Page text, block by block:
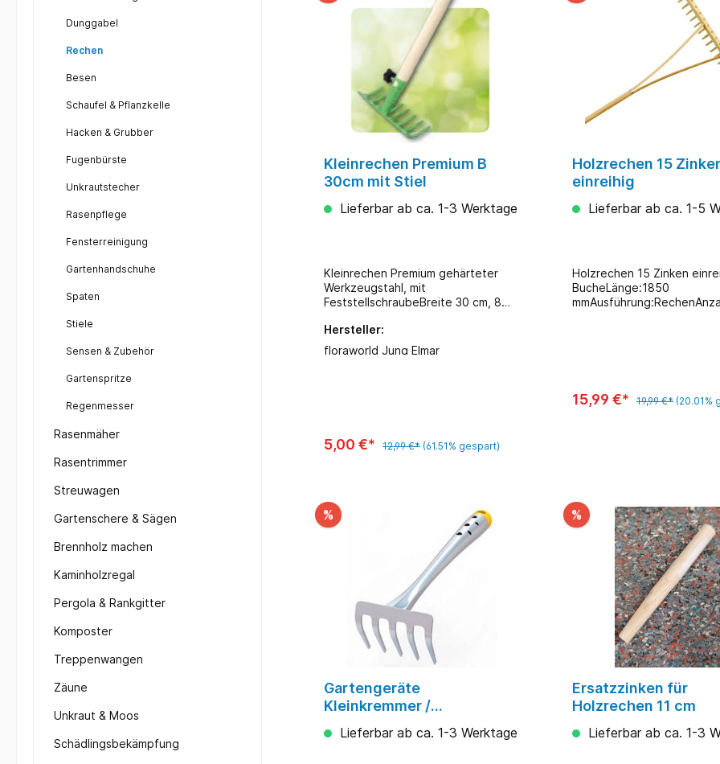
Dunggabel
Rechen
Besen
Schaufel & Pflanzkelle
Hacken & Grubber
Fugenbürste
Unkrautstecher
Rasenpflege
Fensterreinigung
Gartenhandschuhe
Spaten
Stiele
Sensen & Zubehör
Gartenspritze
Regenmesser
Rasenmäher
Rasentrimmer
Streuwagen
Gartenschere & Sägen
Brennholz machen
Kaminholzregal
Pergola & Rankgitter
Komposter
Treppenwangen
Zäune
Unkraut & Moos
Schädlingsbekämpfung
Kleinrechen Premium B
30cm mit Stiel
Lieferbar ab ca. 1-3 Werktage
Kleinrechen Premium gehärteter
Werkzeugstahl, mit
FeststellschraubeBreite 30 cm, 8
100 cm Aufhängeloch
Hersteller:
floraworld Jung Elmar
5,00 €* 12,99 €* (61.51% gespart)
Holzrechen 15
einreihig
Lieferbar ab ca. 1-5
Holzrechen 15 Zinken
BucheLänge:1850
15,99 €* 19,99 €* (20.01%
%
Gartengeräte
Kleinkremmer /
Garten
Lieferbar ab ca. 1-3 Werktage
%
Ersatzzinken für
Holzrechen 11 cm
Lieferbar ab ca. 1-3